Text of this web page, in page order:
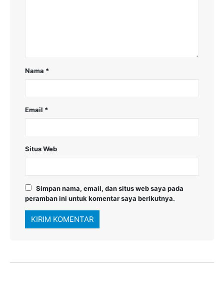
Nama *
Email *
Situs Web
Simpan nama, email, dan situs web saya pada
peramban ini untuk komentar saya berikutnya.